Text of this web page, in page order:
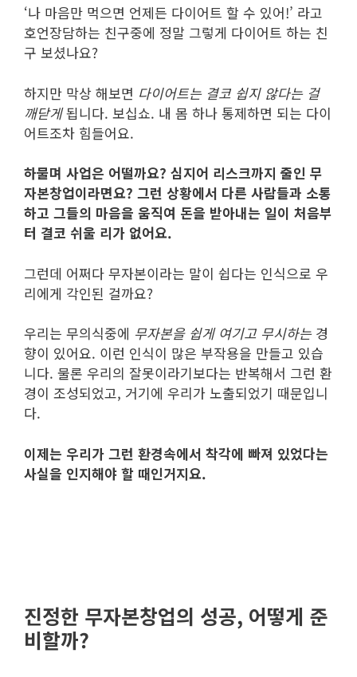
‘나 마음만 먹으면 언제든 다이어트 할 수 있어!’ 라고
호언장담하는 친구중에 정말 그렇게 다이어트 하는 친
구 보셨나요?
하지만 막상 해보면 다이어트는 결코 쉽지 않다는 걸
깨닫게됩니다. 보십쇼. 내 몸 하나 통제하면 되는 다이
어트조차 힘들어요.
하물며 사업은 어떨까요? 심지어 리스크까지 줄인 무
자본창업이라면요? 그런 상황에서 다른 사람들과 소통
하고 그들의 마음을 움직여 돈을 받아내는 일이 처음부
터 결코 쉬울 리가 없어요.
그런데 어쩌다 무자본이라는 말이 쉽다는 인식으로 우
리에게 각인된 걸까요?
우리는 무의식중에 무자본을 쉽게 여기고 무시하는경
향이 있어요. 이런 인식이 많은 부작용을 만들고 있습
니다. 물론 우리의 잘못이라기보다는 반복해서 그런 환
경이 조성되었고, 거기에 우리가 노출되었기 때문입니
다.
이제는 우리가 그런 환경속에서 착각에 빠져 있었다는
사실을 인지해야 할 때인거지요.
진정한 무자본창업의 성공, 어떻게 준
비할까?